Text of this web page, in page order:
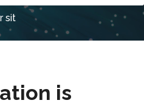
sit
is